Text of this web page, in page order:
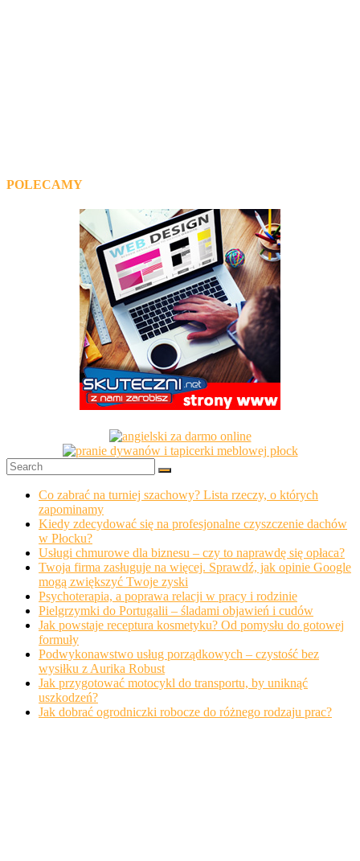
POLECAMY
Co zabrać na turniej szachowy? Lista rzeczy, o których
zapominamy
Kiedy zdecydować się na profesjonalne czyszczenie dachów
w Płocku?
Usługi chmurowe dla biznesu – czy to naprawdę się opłaca?
Twoja firma zasługuje na więcej. Sprawdź, jak opinie Google
mogą zwiększyć Twoje zyski
Psychoterapia, a poprawa relacji w pracy i rodzinie
Pielgrzymki do Portugalii – śladami objawień i cudów
Jak powstaje receptura kosmetyku? Od pomysłu do gotowej
formuły
Podwykonawstwo usług porządkowych – czystość bez
wysiłku z Aurika Robust
Jak przygotować motocykl do transportu, by uniknąć
uszkodzeń?
Jak dobrać ogrodniczki robocze do różnego rodzaju prac?